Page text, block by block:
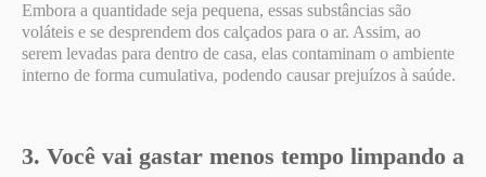
Embora a quantidade seja pequena, essas substâncias são
voláteis e se desprendem dos calçados para o ar. Assim, ao
serem levadas para dentro de casa, elas contaminam o ambiente
interno de forma cumulativa, podendo causar prejuízos à saúde.
3. Você vai gastar menos tempo limpando a